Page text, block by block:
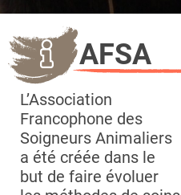
AFSA
L’Association
Francophone des
Soigneurs Animaliers
a été créée dans le
but de faire évoluer